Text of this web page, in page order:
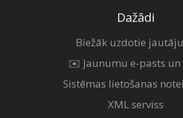
Dažādi
Biežāk uzdotie
✉️ Jaunumu e-pasts un
Sistēmas lietošanas
XML serviss